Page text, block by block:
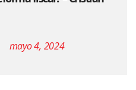
mayo 4, 2024